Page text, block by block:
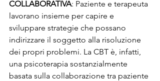
COLLABORATIVA: Paziente e terapeuta
lavorano insieme per capire e
sviluppare strategie che possano
indirizzare il soggetto alla risoluzione
dei propri problemi. La CBT è, infatti,
una psicoterapia sostanzialmente
basata sulla collaborazione tra paziente